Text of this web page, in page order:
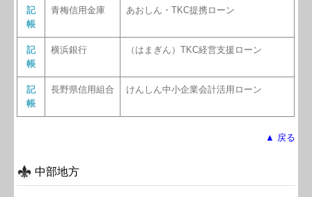
記
帳
青梅信用金庫 あおしん・TKC提携ローン
記
帳
横浜銀行 （はまぎん）TKC経営支援ローン
記
帳
長野県信用組合 けんしん中小企業会計活用ローン
▲ 戻る
中部地方